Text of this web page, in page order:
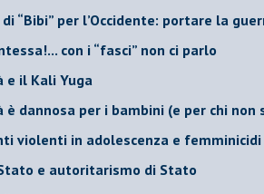
“Bibi” per l’Occidente: portare la
con i “fasci” non ci parlo
e il Kali Yuga
è dannosa per i bambini (e per chi non
violenti in adolescenza e femminicidi
e autoritarismo di Stato